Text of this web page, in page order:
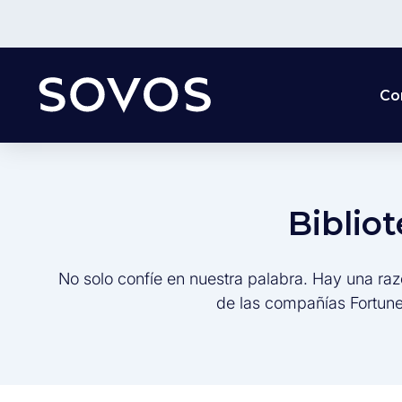
No solo confíe en nuestra palabra. Hay una
de las compañías